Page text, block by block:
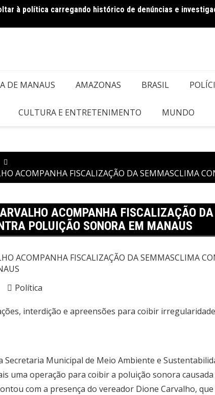
à política carregando histórico de denúncias e
DE MANAUS AMAZONAS BRASIL
CULTURA E ENTRETENIMENTO MUNDO
ACOMPANHA FISCALIZAÇÃO DA SEMMASCLIMA
ACOMPANHA FISCALIZAÇÃO DA
POLUIÇÃO SONORA EM MANAUS
Política
interdição e apreensões para coibir
Secretaria Municipal de Meio Ambiente e
uma operação para coibir a poluição sonora
com a presença do vereador Dione Carvalho,